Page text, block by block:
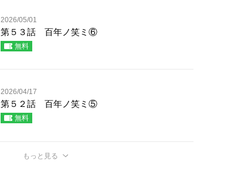
2026/05/01
第５３話 百年ノ笑ミ⑥
無料
2026/04/17
第５２話 百年ノ笑ミ⑤
無料
もっと見る